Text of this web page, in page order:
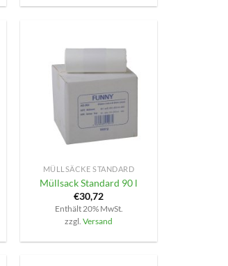
MÜLLSÄCKE STANDARD
Müllsack Standard 90 l
€30,72
Enthält 20% MwSt.
zzgl.Versand